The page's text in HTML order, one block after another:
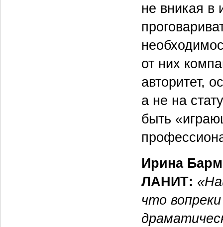
не вникая в
от них
авторитет,
а не на
быть
Ирина
ЛАНИТ:
что